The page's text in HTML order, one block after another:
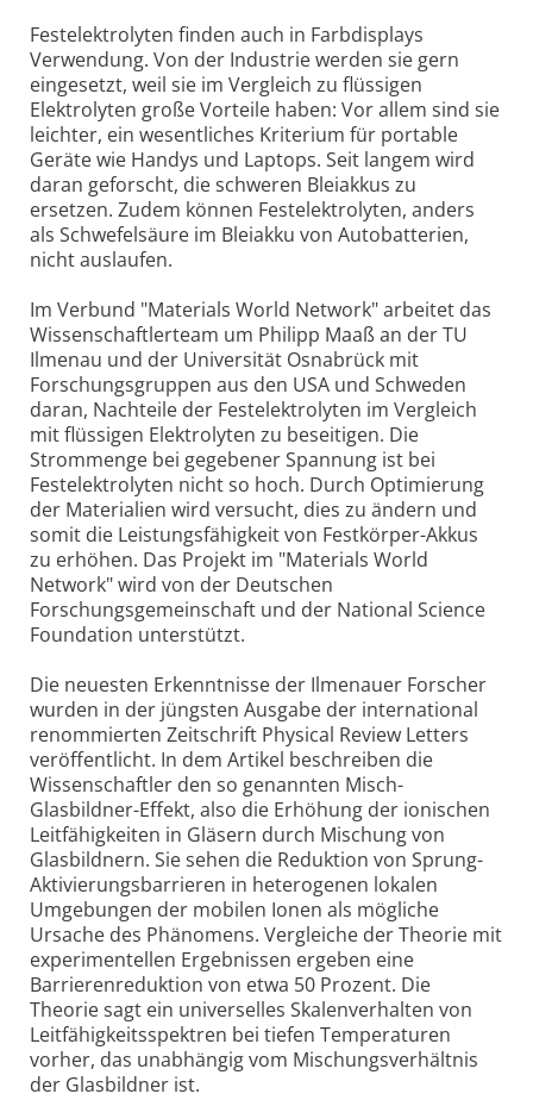
Festelektrolyten finden auch in Farbdisplays
Verwendung. Von der Industrie werden sie gern
eingesetzt, weil sie im Vergleich zu flüssigen
Elektrolyten große Vorteile haben: Vor allem sind sie
leichter, ein wesentliches Kriterium für portable
Geräte wie Handys und Laptops. Seit langem wird
daran geforscht, die schweren Bleiakkus zu
ersetzen. Zudem können Festelektrolyten, anders
als Schwefelsäure im Bleiakku von Autobatterien,
nicht auslaufen.
Im Verbund "Materials World Network" arbeitet das
Wissenschaftlerteam um Philipp Maaß an der TU
Ilmenau und der Universität Osnabrück mit
Forschungsgruppen aus den USA und Schweden
daran, Nachteile der Festelektrolyten im Vergleich
mit flüssigen Elektrolyten zu beseitigen. Die
Strommenge bei gegebener Spannung ist bei
Festelektrolyten nicht so hoch. Durch Optimierung
der Materialien wird versucht, dies zu ändern und
somit die Leistungsfähigkeit von Festkörper-Akkus
zu erhöhen. Das Projekt im "Materials World
Network" wird von der Deutschen
Forschungsgemeinschaft und der National Science
Foundation unterstützt.
Die neuesten Erkenntnisse der Ilmenauer Forscher
wurden in der jüngsten Ausgabe der international
renommierten Zeitschrift Physical Review Letters
veröffentlicht. In dem Artikel beschreiben die
Wissenschaftler den so genannten Misch-
Glasbildner-Effekt, also die Erhöhung der ionischen
Leitfähigkeiten in Gläsern durch Mischung von
Glasbildnern. Sie sehen die Reduktion von Sprung-
Aktivierungsbarrieren in heterogenen lokalen
Umgebungen der mobilen Ionen als mögliche
Ursache des Phänomens. Vergleiche der Theorie mit
experimentellen Ergebnissen ergeben eine
Barrierenreduktion von etwa 50 Prozent. Die
Theorie sagt ein universelles Skalenverhalten von
Leitfähigkeitsspektren bei tiefen Temperaturen
vorher, das unabhängig vom Mischungsverhältnis
der Glasbildner ist.